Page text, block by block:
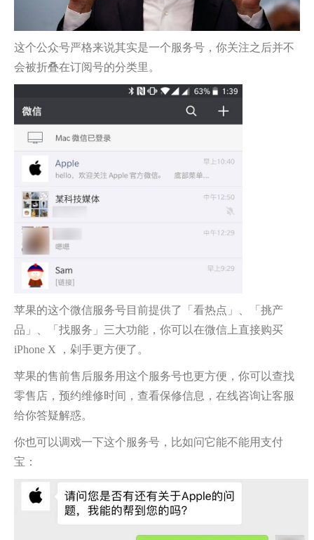
这个公众号严格来说其实是一个服务号，你关注之后并不
会被折叠在订阅号的分类里。
苹果的这个微信服务号目前提供了「看热点」、「挑产
品」、「找服务」三大功能，你可以在微信上直接购买
iPhone X ，剁手更方便了。
苹果的售前售后服务用这个服务号也更方便，你可以查找
零售店，预约维修时间，查看保修信息，在线咨询让客服
给你答疑解惑。
你也可以调戏一下这个服务号，比如问它能不能用支付
宝：